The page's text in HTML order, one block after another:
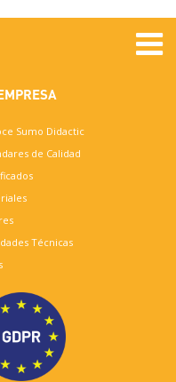
DEPORTIVAS
Sumo Didactic
de Calidad
Técnicas